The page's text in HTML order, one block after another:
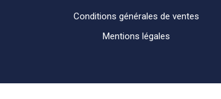
Conditions générales de ventes
Mentions légales